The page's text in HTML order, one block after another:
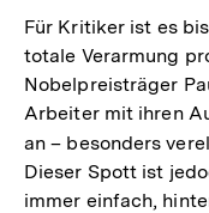
Für Kritiker ist es
totale Verarmung
Nobelpreisträger
Arbeiter mit ihren
an – besonders
Dieser Spott ist
immer einfach,